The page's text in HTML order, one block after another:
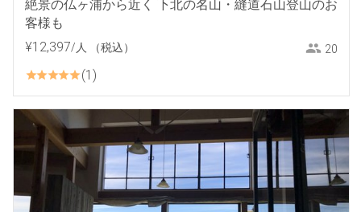
絶景の仏ヶ浦から近く 下北の名山・縫道石山登山のお
客様も
¥12,397/人 （税込） 20
1